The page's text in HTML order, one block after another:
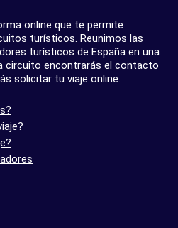
online que te permite
turísticos. Reunimos las
turísticos de España en una
circuito encontrarás el contacto
solicitar tu viaje online.